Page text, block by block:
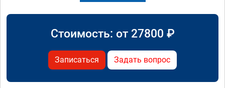
Стоимость: от 27800 ₽
Записаться Задать вопрос